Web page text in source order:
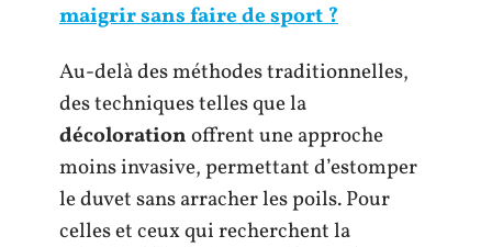
maigrir sans faire de sport ?
Au-delà des méthodes traditionnelles,
des techniques telles que la
décolorationoffrent une approche
moins invasive, permettant d’estomper
le duvet sans arracher les poils. Pour
celles et ceux qui recherchent la